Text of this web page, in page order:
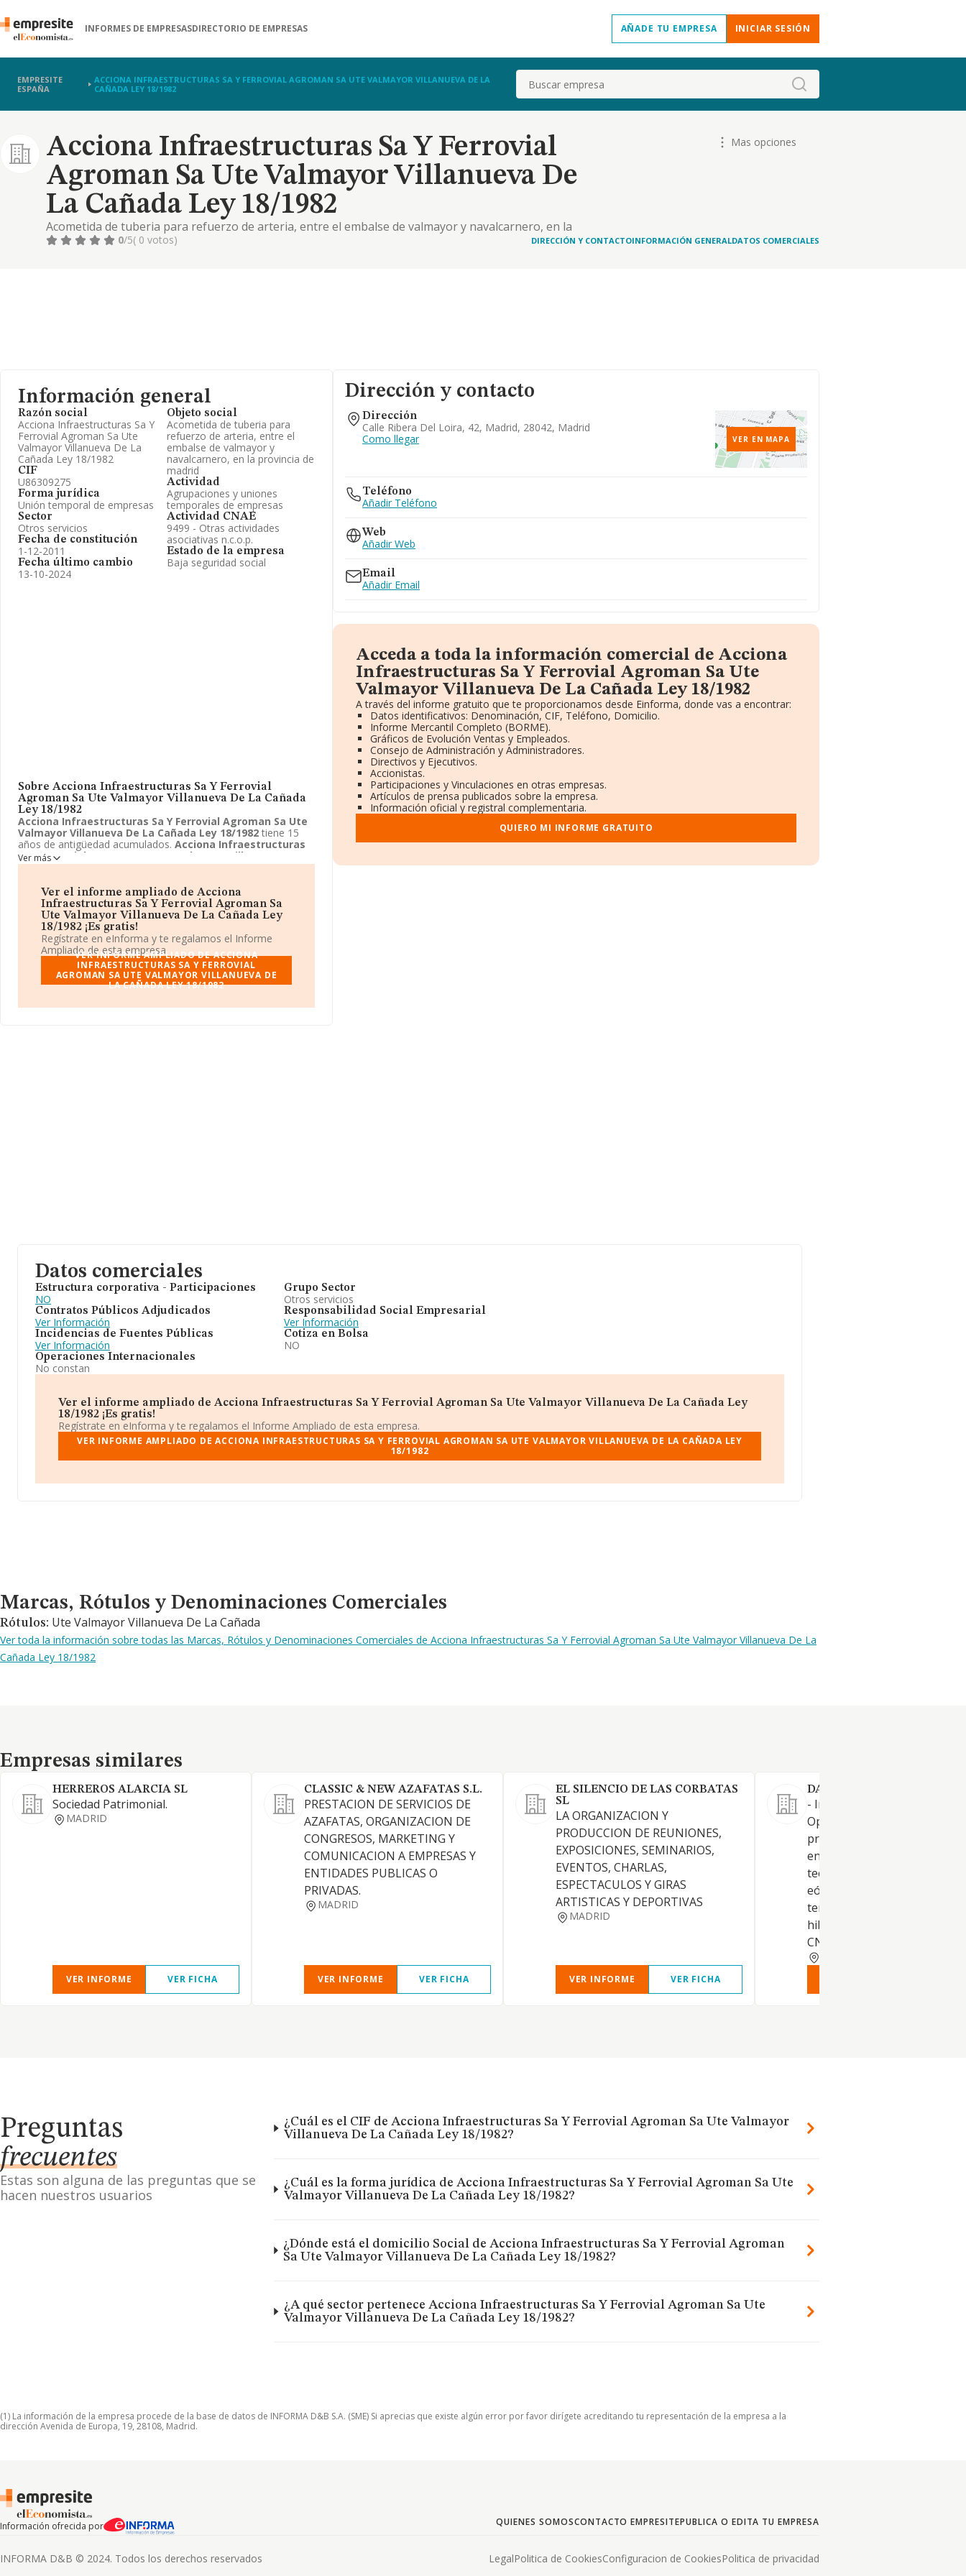
INFORMES DE EMPRESASDIRECTORIO DE EMPRESAS AÑADE TU EMPRESA INICIAR SESIÓN
EMPRESITE
ESPAÑA
ACCIONA INFRAESTRUCTURAS SA Y FERROVIAL AGROMAN SA UTE VALMAYOR VILLANUEVA DE LA
CAÑADA LEY 18/1982
Buscar
Acciona Infraestructuras Sa Y Ferrovial
Agroman Sa Ute Valmayor Villanueva De
La Cañada Ley 18/1982
Acometida de tuberia para refuerzo de arteria, entre el embalse de valmayor y navalcarnero, en la
provincia de madrid
Mas opciones
0/5( 0 votos) DIRECCIÓN Y CONTACTOINFORMACIÓN GENERALDATOS COMERCIALES
Información general
Razón social
Acciona Infraestructuras Sa Y
Ferrovial Agroman Sa Ute
Valmayor Villanueva De La
Cañada Ley 18/1982
CIF
U86309275
Forma jurídica
Unión temporal de empresas
Sector
Otros servicios
Fecha de constitución
1-12-2011
Fecha último cambio
13-10-2024
Objeto social
Acometida de tuberia para
refuerzo de arteria, entre el
embalse de valmayor y
navalcarnero, en la provincia de
madrid
Actividad
Agrupaciones y uniones
temporales de empresas
Actividad CNAE
9499 - Otras actividades
asociativas n.c.o.p.
Estado de la empresa
Baja seguridad social
Sobre Acciona Infraestructuras Sa Y Ferrovial
Agroman Sa Ute Valmayor Villanueva De La Cañada
Ley 18/1982
Acciona Infraestructuras Sa Y Ferrovial Agroman Sa Ute
Valmayor Villanueva De La Cañada Ley 18/1982 tiene 15
años de antigüedad acumulados. Acciona Infraestructuras
Sa Y Ferrovial Agroman Sa Ute Valmayor Villanueva De La
Cañada Ley 18/1982se encuentra en Calle Ribera del Loira,
asociativas n.c.o.p..Acciona Infraestructuras Sa Y Ferrovial
Agroman Sa Ute Valmayor Villanueva De La Cañada Ley
18/1982está registrada como Unión temporal de empresas.
Ver más
Ver el informe ampliado de Acciona
Infraestructuras Sa Y Ferrovial Agroman Sa
Ute Valmayor Villanueva De La Cañada Ley
18/1982 ¡Es gratis!
Regístrate en eInforma y te regalamos el Informe
Ampliado de esta empresa.
VER INFORME AMPLIADO DE ACCIONA
INFRAESTRUCTURAS SA Y FERROVIAL
AGROMAN SA UTE VALMAYOR VILLANUEVA DE
LA CAÑADA LEY 18/1982
Dirección y contacto
Dirección
Calle Ribera Del Loira, 42, Madrid, 28042, Madrid
Como llegar
VER EN MAPA
Teléfono
Añadir Teléfono
Web
Añadir Web
Email
Añadir Email
Acceda a toda la información comercial de Acciona
Infraestructuras Sa Y Ferrovial Agroman Sa Ute
Valmayor Villanueva De La Cañada Ley 18/1982
A través del informe gratuito que te proporcionamos desde Einforma, donde vas a encontrar:
Datos identificativos: Denominación, CIF, Teléfono, Domicilio.
Informe Mercantil Completo (BORME).
Gráficos de Evolución Ventas y Empleados.
Consejo de Administración y Administradores.
Directivos y Ejecutivos.
Accionistas.
Participaciones y Vinculaciones en otras empresas.
Artículos de prensa publicados sobre la empresa.
Información oficial y registral complementaria.
QUIERO MI INFORME GRATUITO
Datos comerciales
Estructura corporativa - Participaciones
NO
Contratos Públicos Adjudicados
Ver Información
Incidencias de Fuentes Públicas
Ver Información
Operaciones Internacionales
No constan
Grupo Sector
Otros servicios
Responsabilidad Social Empresarial
Ver Información
Cotiza en Bolsa
NO
Ver el informe ampliado de Acciona Infraestructuras Sa Y Ferrovial Agroman Sa Ute Valmayor Villanueva De La Cañada Ley
18/1982 ¡Es gratis!
Regístrate en eInforma y te regalamos el Informe Ampliado de esta empresa.
VER INFORME AMPLIADO DE ACCIONA INFRAESTRUCTURAS SA Y FERROVIAL AGROMAN SA UTE VALMAYOR VILLANUEVA DE LA CAÑADA LEY
18/1982
Marcas, Rótulos y Denominaciones Comerciales
Marcas, Rótulos y Denominaciones Comerciales
Rótulos: Ute Valmayor Villanueva De La Cañada
Ver toda la información sobre todas las Marcas, Rótulos y Denominaciones Comerciales de Acciona Infraestructuras Sa Y Ferrovial Agroman Sa Ute Valmayor Villanueva De La
Cañada Ley 18/1982
Empresas similares
Empresas similares
HERREROS ALARCIA SL
Sociedad Patrimonial.
MADRID
VER INFORME VER FICHA
CLASSIC & NEW AZAFATAS S.L.
PRESTACION DE SERVICIOS DE
AZAFATAS, ORGANIZACION DE
CONGRESOS, MARKETING Y
COMUNICACION A EMPRESAS Y
ENTIDADES PUBLICAS O
PRIVADAS.
MADRID
VER INFORME VER FICHA
EL SILENCIO DE LAS CORBATAS
SL
LA ORGANIZACION Y
PRODUCCION DE REUNIONES,
EXPOSICIONES, SEMINARIOS,
EVENTOS, CHARLAS,
ESPECTACULOS Y GIRAS
ARTISTICAS Y DEPORTIVAS
MADRID
VER INFORME VER FICHA
DARGON RE-ENERGY SL.
- Ingeniería, Construcción,
Operación, y explotación de
proyectos de energía
entre otras las siguientes
tecnologías, solar
eólica on-shore, eólica off-
termosolar, hidrogeno,
hibridación entre
CNAE 7112
Preguntas
frecuentes
Estas son alguna de las preguntas que se
hacen nuestros usuarios
¿Cuál es el CIF de Acciona Infraestructuras Sa Y Ferrovial Agroman Sa Ute Valmayor
Villanueva De La Cañada Ley 18/1982?
¿Cuál es la forma jurídica de Acciona Infraestructuras Sa Y Ferrovial Agroman Sa Ute
Valmayor Villanueva De La Cañada Ley 18/1982?
¿Dónde está el domicilio Social de Acciona Infraestructuras Sa Y Ferrovial Agroman
Sa Ute Valmayor Villanueva De La Cañada Ley 18/1982?
¿A qué sector pertenece Acciona Infraestructuras Sa Y Ferrovial Agroman Sa Ute
Valmayor Villanueva De La Cañada Ley 18/1982?
(1) La información de la empresa procede de la base de datos de INFORMA D&B S.A. (SME) Si aprecias que existe algún error por favor dirígete acreditando tu representación de la empresa a la
dirección Avenida de Europa, 19, 28108, Madrid.
Información ofrecida por QUIENES SOMOSCONTACTO EMPRESITEPUBLICA O EDITA TU EMPRESA
INFORMA D&B © 2024. Todos los derechos reservados LegalPolitica de CookiesConfiguracion de CookiesPolitica de privacidad